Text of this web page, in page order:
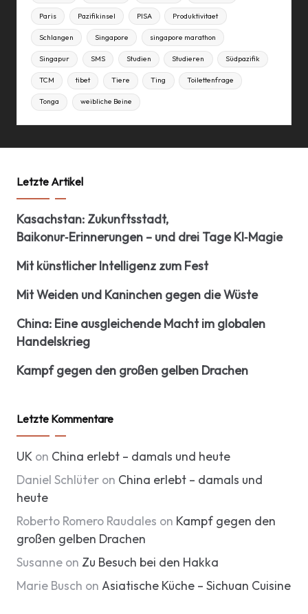
Paris Pazifikinsel PISA Produktivitaet
Schlangen Singapore singapore marathon
Singapur SMS Studien Studieren Südpazifik
TCM tibet Tiere Ting Toilettenfrage
Tonga weibliche Beine
Letzte Artikel
Kasachstan: Zukunftsstadt,
Baikonur‑Erinnerungen – und drei Tage KI‑Magie
Mit künstlicher Intelligenz zum Fest
Mit Weiden und Kaninchen gegen die Wüste
China: Eine ausgleichende Macht im globalen
Handelskrieg
Kampf gegen den großen gelben Drachen
Letzte Kommentare
UK on China erlebt – damals und heute
Daniel Schlüter on China erlebt – damals und
heute
Roberto Romero Raudales on Kampf gegen den
großen gelben Drachen
Susanne on Zu Besuch bei den Hakka
Marie Busch on Asiatische Küche – Sichuan Cuisine